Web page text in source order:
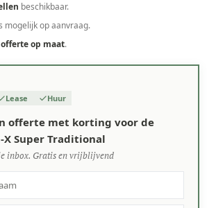
beschikbaar.
mogelijk op aanvraag.
offerte op maat.
Lease Huur
offerte met korting voor de
X Super Traditional
inbox. Gratis en vrijblijvend